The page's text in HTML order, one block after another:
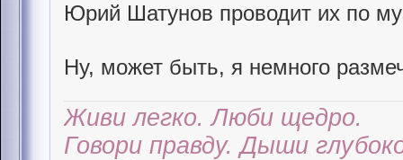
Юрий Шатунов проводит их по
Ну, может быть, я немного
Живи легко. Люби щедро.
Говори правду. Дыши